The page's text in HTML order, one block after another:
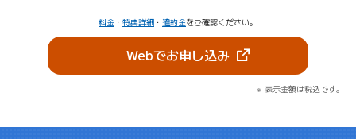
料金 ・ 特典詳細 ・ 違約金をご確認ください。
Webでお申し込み（新しいタブで開き
表示金額は税込です。